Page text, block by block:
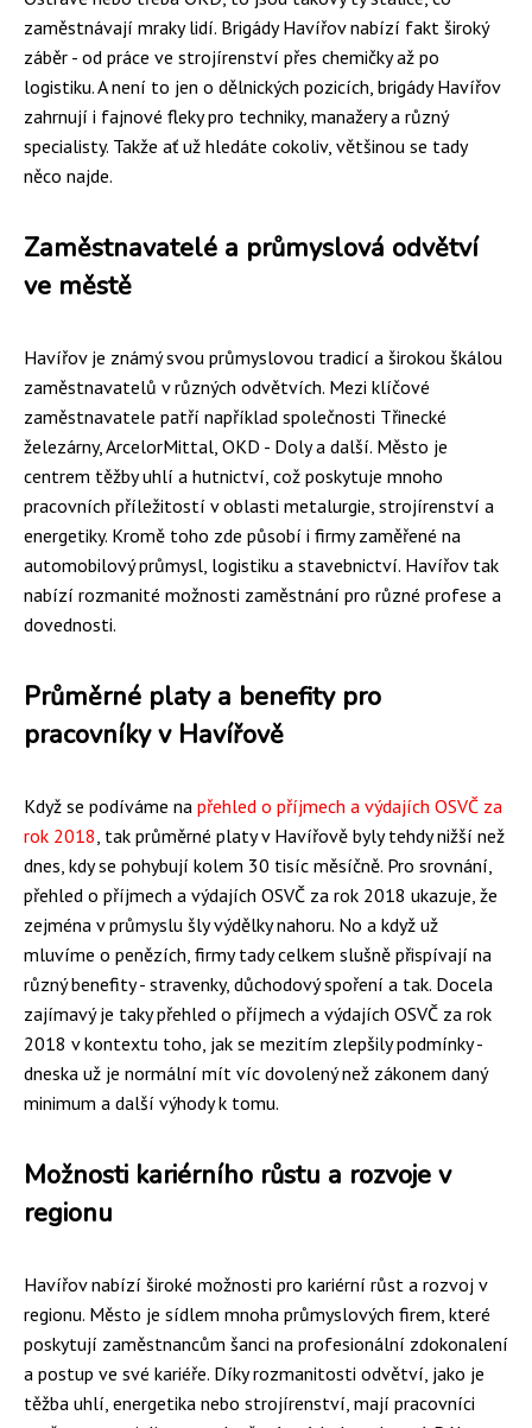
zaměstnávají mraky lidí. Brigády Havířov nabízí fakt široký
záběr - od práce ve strojírenství přes chemičky až po
logistiku. A není to jen o dělnických pozicích, brigády Havířov
zahrnují i fajnové fleky pro techniky, manažery a různý
specialisty. Takže ať už hledáte cokoliv, většinou se tady
něco najde.
Zaměstnavatelé a průmyslová odvětví
ve městě
Havířov je známý svou průmyslovou tradicí a širokou škálou
zaměstnavatelů v různých odvětvích. Mezi klíčové
zaměstnavatele patří například společnosti Třinecké
železárny, ArcelorMittal, OKD - Doly a další. Město je
centrem těžby uhlí a hutnictví, což poskytuje mnoho
pracovních příležitostí v oblasti metalurgie, strojírenství a
energetiky. Kromě toho zde působí i firmy zaměřené na
automobilový průmysl, logistiku a stavebnictví. Havířov tak
nabízí rozmanité možnosti zaměstnání pro různé profese a
dovednosti.
Průměrné platy a benefity pro
pracovníky v Havířově
Když se podíváme na přehled o příjmech a výdajích OSVČ za
rok 2018, tak průměrné platy v Havířově byly tehdy nižší než
dnes, kdy se pohybují kolem 30 tisíc měsíčně. Pro srovnání,
přehled o příjmech a výdajích OSVČ za rok 2018 ukazuje, že
zejména v průmyslu šly výdělky nahoru. No a když už
mluvíme o penězích, firmy tady celkem slušně přispívají na
různý benefity - stravenky, důchodový spoření a tak. Docela
zajímavý je taky přehled o příjmech a výdajích OSVČ za rok
2018 v kontextu toho, jak se mezitím zlepšily podmínky -
dneska už je normální mít víc dovolený než zákonem daný
minimum a další výhody k tomu.
Možnosti kariérního růstu a rozvoje v
regionu
Havířov nabízí široké možnosti pro kariérní růst a rozvoj v
regionu. Město je sídlem mnoha průmyslových firem, které
poskytují zaměstnancům šanci na profesionální zdokonalení
a postup ve své kariéře. Díky rozmanitosti odvětví, jako je
těžba uhlí, energetika nebo strojírenství, mají pracovníci